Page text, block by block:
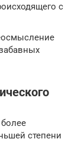
с
степени